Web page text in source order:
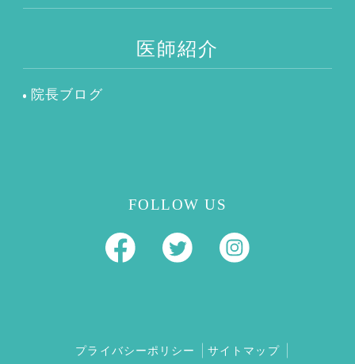
医師紹介
院長ブログ
FOLLOW US
プライバシーポリシー サイトマップ